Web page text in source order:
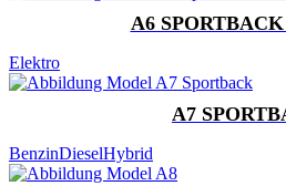
A6
Elektro
A7
BenzinDieselHybrid